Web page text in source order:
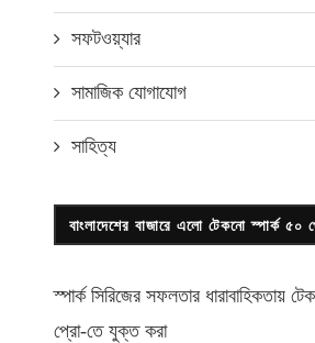
সফটওয়্যার
সামাজিক যোগাযোগ
সাহিত্য
বাংলাদেশের বাজারে এলো টেকনো স্পার্ক ৫০
স্পার্ক সিরিজের সফলতার ধারাবাহিকতায়
প্রো-তে যুক্ত করা